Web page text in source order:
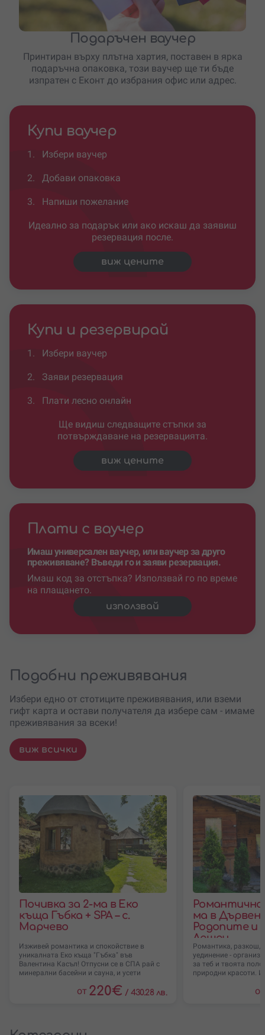
Подаръчен ваучер
Принтиран върху плътна хартия, поставен в ярка
подаръчна опаковка, този ваучер ще ти бъде
изпратен с Еконт до избрания офис или адрес.
Купи ваучер
1. Избери ваучер
2. Добави опаковка
3. Напиши пожелание
Идеално за подарък или ако искаш да заявиш
резервация после.
виж цените
Купи и резервирай
1. Избери ваучер
2. Заяви резервация
3. Плати лесно онлайн
Ще видиш следващите стъпки за
потвърждаване на резервацията.
виж цените
Плати с ваучер
Имаш универсален ваучер, или ваучер за друго
преживяване? Въведи го и заяви резервация.
Имаш код за отстъпка? Използвай го по време
на плащането.
използвай
Подобни преживявания
Избери едно от стотиците преживявания, или вземи
гифт карта и остави получателя да избере сам - имаме
преживявания за всеки!
виж всички
Почивка за 2-ма в Еко
къща Гъбка + SPA – с.
Марчево
Изживей романтика и спокойствие в
уникалната Еко къща "Гъбка" във
Валентина Касъл! Отпусни се в СПА рай с
минерални басейни и сауна, и усети
от 220€ / 430.28 лв.
Романтична
ма в
Родопите и
Лещен
Романтика, разкош,
уединение -
за теб и твоята
природни красоти.
от